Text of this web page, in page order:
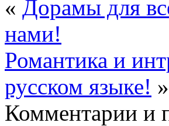
« Дорамы для
нами!
Романтика и
русском языке! »
Комментарии и